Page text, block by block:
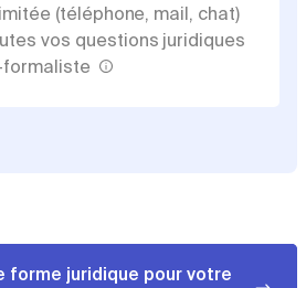
(téléphone, mail, chat)
vos questions juridiques
forme juridique pour votre